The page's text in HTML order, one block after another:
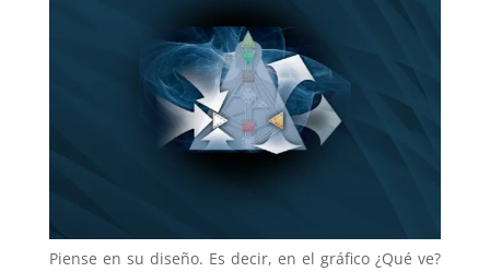
Piense en su diseño. Es decir, en el gráfico ¿Qué ve?